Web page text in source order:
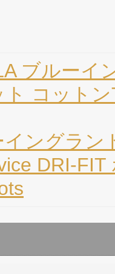
ブルーイ
コット
イングラン
DRI-